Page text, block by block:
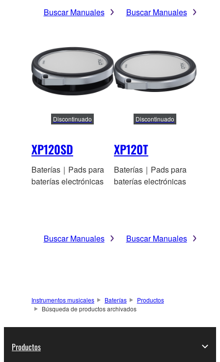
Buscar Manuales Buscar Manuales
XP120SD
Discontinuado
Baterías｜Pads para
baterías electrónicas
Buscar Manuales
XP120T
Discontinuado
Baterías｜Pads para
baterías electrónicas
Buscar Manuales
Instrumentos musicales Baterías
Productos
Búsqueda de productos archivados
Productos